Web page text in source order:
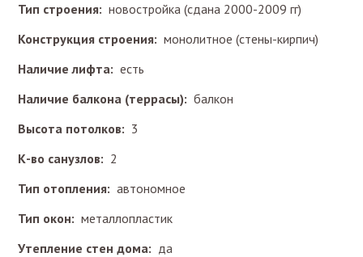
Тип строения: новостройка (сдана 2000-2009 гг)
Конструкция строения: монолитное (стены-кирпич)
Наличие лифта: есть
Наличие балкона (террасы): балкон
Высота потолков: 3
К-во санузлов: 2
Тип отопления: автономное
Тип окон: металлопластик
Утепление стен дома: да